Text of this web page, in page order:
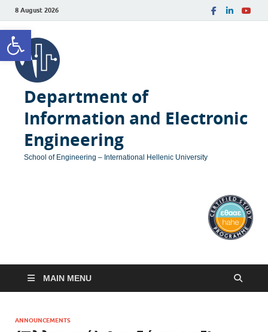
Open toolbar
8 August 2026
Department of
Information and Electronic
Engineering
School of Engineering – International Hellenic University
MAIN MENU
ANNOUNCEMENTS